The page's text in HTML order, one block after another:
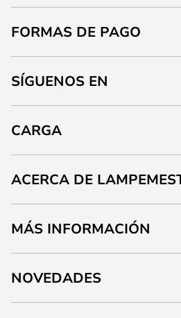
FORMAS DE PAGO
SÍGUENOS EN
CARGA
ACERCA DE
MÁS INFORMACIÓN
NOVEDADES